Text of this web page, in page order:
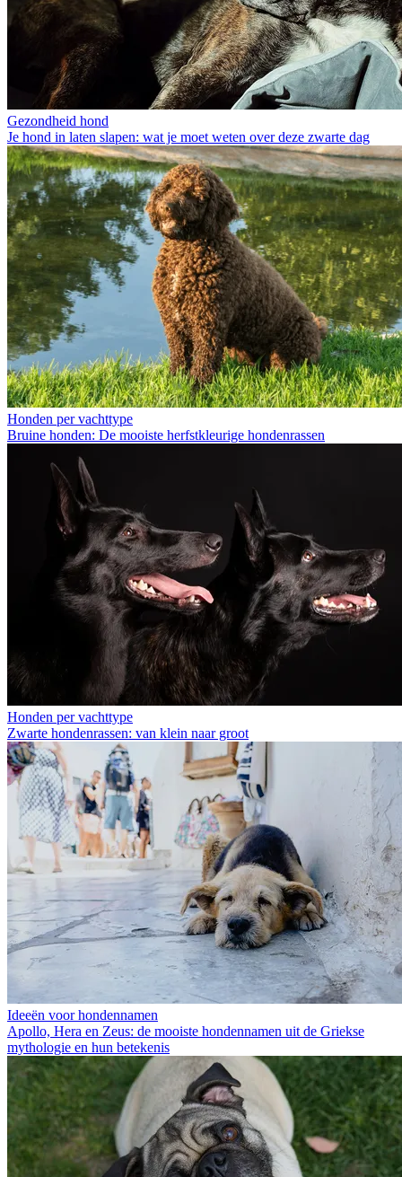
Gezondheid hond
Je hond in laten slapen: wat je moet weten over deze zwarte dag
Honden per vachttype
Bruine honden: De mooiste herfstkleurige hondenrassen
Honden per vachttype
Zwarte hondenrassen: van klein naar groot
Ideeën voor hondennamen
Apollo, Hera en Zeus: de mooiste hondennamen uit de Griekse
mythologie en hun betekenis